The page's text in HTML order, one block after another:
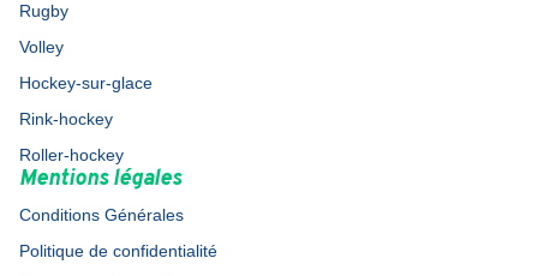
Rugby
Volley
Hockey-sur-glace
Rink-hockey
Roller-hockey
Mentions légales
Conditions Générales
Politique de confidentialité